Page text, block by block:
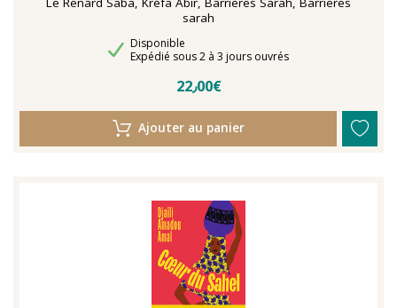
sarah
Disponibilité
Disponible
Délais de livraison
Expédié sous 2 à 3 jours ouvrés
22٫00€
Ajouter au panier